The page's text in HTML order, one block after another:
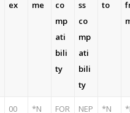
ex
me
co
mp
ati
bili
ty
ss
co
mp
ati
bili
ty
to
00 *N FOR NEP *N